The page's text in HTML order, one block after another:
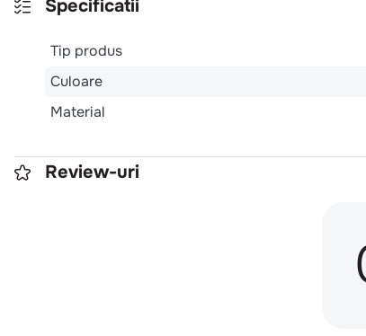
Specificatii
Tip produs
Culoare
Material
Review-uri